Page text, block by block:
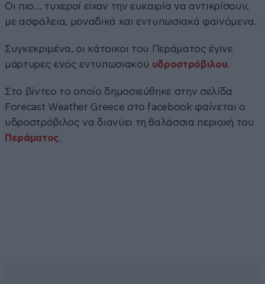
Οι πιο… τυχεροί είχαν την ευκαιρία να αντικρίσουν,
με ασφάλεια, μοναδικά και εντυπωσιακά φαινόμενα.
Συγκεκριμένα, οι κάτοικοι του Περάματος έγινε
μάρτυρες ενός εντυπωσιακού υδροστρόβιλου.
Στο βίντεο το οποίο δημοσιεύθηκε στην σελίδα
Forecast Weather Greece στο facebook φαίνεται ο
υδροστρόβιλος να διανύει τη θαλάσσια περιοχή του
Περάματος.